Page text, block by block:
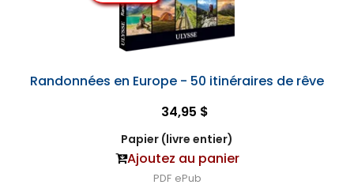
Randonnées en Europe - 50 itinéraires de rêve
34,95 $
Papier (livre entier)
Ajoutez au panier
PDF ePub